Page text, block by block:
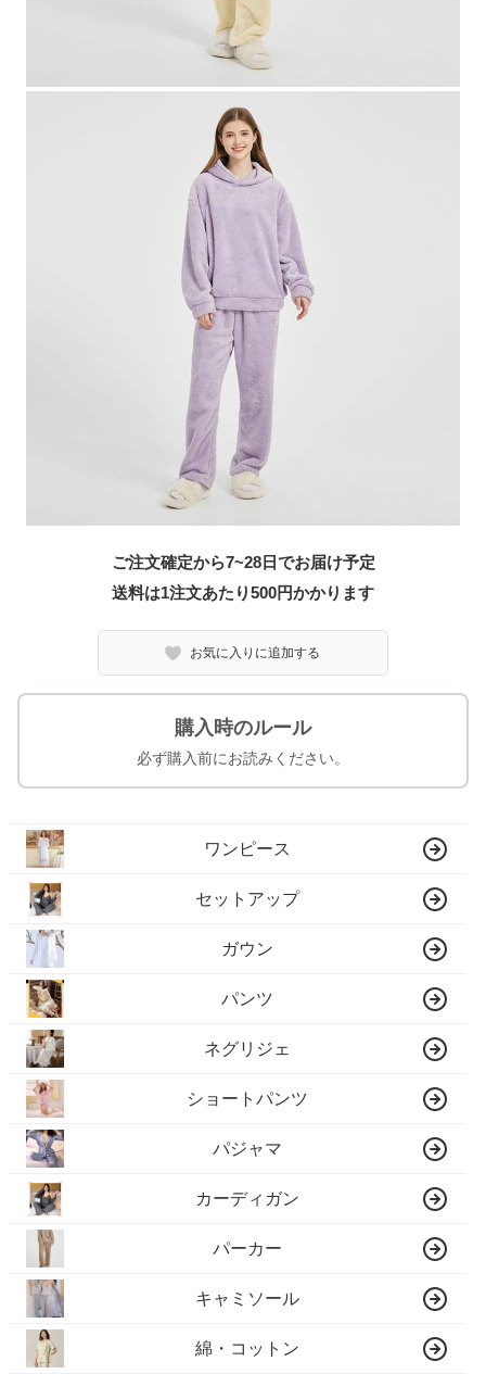
ご注文確定から7~28日でお届け予定
送料は1注文あたり500円かかります
お気に入りに追加する
購入時のルール
必ず購入前にお読みください。
ワンピース
セットアップ
ガウン
パンツ
ネグリジェ
ショートパンツ
パジャマ
カーディガン
パーカー
キャミソール
綿・コットン